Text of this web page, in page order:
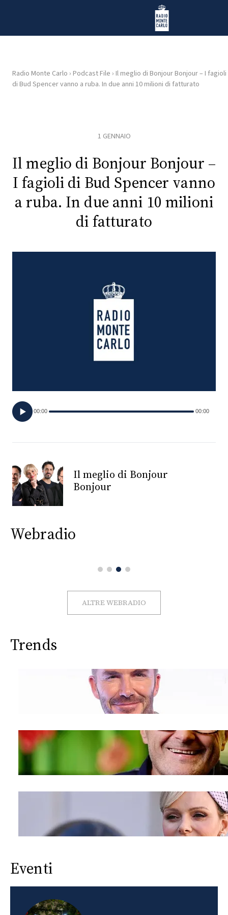
Radio Monte Carlo
HOME
RADIO
PLAYLIST
FOTO
PRINCIPATO
DI
MONACO
CONSIGLIA
Radio Monte Carlo › Podcast File › Il meglio di Bonjour Bonjour – I fagioli
di Bud Spencer vanno a ruba. In due anni 10 milioni di fatturato
1 GENNAIO
Il meglio di Bonjour Bonjour –
I fagioli di Bud Spencer vanno
a ruba. In due anni 10 milioni
di fatturato
00:00 00:00
Il meglio di Bonjour
Bonjour
Webradio
ALTRE WEBRADIO
Trends
Eventi